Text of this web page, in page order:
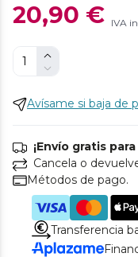
20,90 € IVA
Avísame si baja de
¡Envío gratis
Cancela o
Métodos de pago.
Transferencia